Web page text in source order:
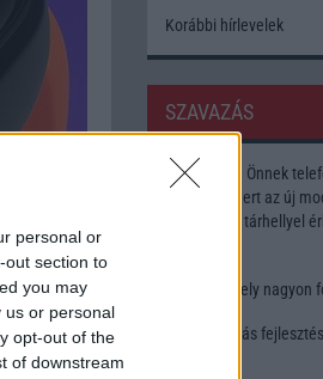
personal or
out section to
you may
us or personal
opt-out of the
of downstream
Korábbi hírlevelek
SZAVAZÁS
Megérné Önnek
azért, mert az új
tárhellyel
Igen, a tárhely nagyon
Talán, ha más